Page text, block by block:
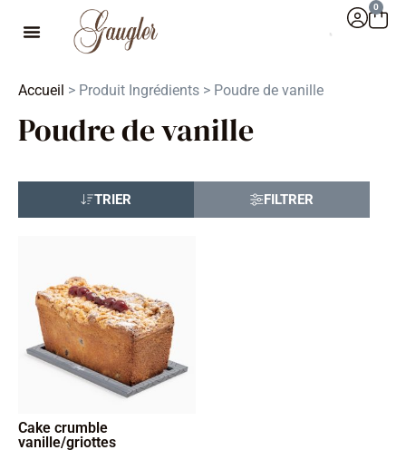
0
Accueil > Produit Ingrédients > Poudre de vanille
Poudre de vanille
TRIER FILTRER
Cake crumble
vanille/griottes